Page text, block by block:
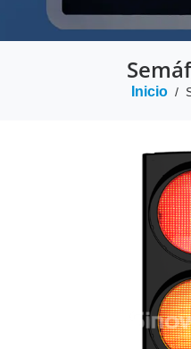
Inicio /